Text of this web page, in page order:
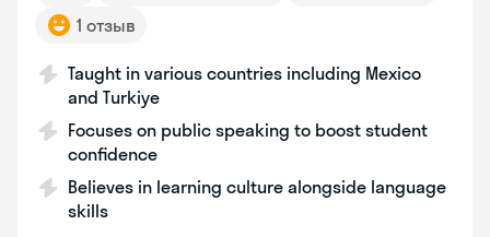
1 отзыв
Taught in various countries including Mexico
and Turkiye
Focuses on public speaking to boost student
confidence
Believes in learning culture alongside language
skills